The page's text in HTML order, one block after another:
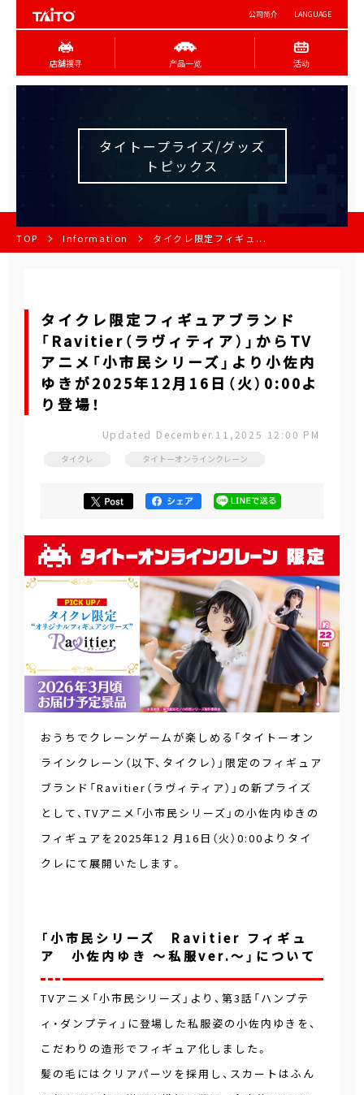
公司简介 LANGUAGE
店舖搜寻 产品一览 活动
タイトープライズ/グッズ
トピックス
TOP Information タイクレ限定フィギュ...
タイクレ限定フィギュアブランド
「Ravitier（ラヴィティア）」からTV
アニメ「小市民シリーズ」より小佐内
ゆきが2025年12月16日（火）0:00よ
り登場！
Updated December.11,2025 12:00 PM
タイクレ タイトーオンラインクレーン
おうちでクレーンゲームが楽しめる「タイトーオン
ラインクレーン（以下、タイクレ）」限定のフィギュア
ブランド「Ravitier（ラヴィティア）」の新プライズ
として、TVアニメ「小市民シリーズ」の小佐内ゆきの
フィギュアを2025年12 月16日（火）0:00よりタイ
クレにて展開いたします。
「小市民シリーズ Ravitier フィギュ
ア 小佐内ゆき ～私服ver.～」について
TVアニメ「小市民シリーズ」より、第3話「ハンプテ
ィ・ダンプティ」に登場した私服姿の小佐内ゆきを、
こだわりの造形でフィギュア化しました。
髪の毛にはクリアパーツを採用し、スカートはふん